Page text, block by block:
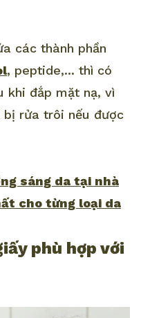
các thành phần
, peptide,... thì có
khi đắp mặt nạ, vì
bị rửa trôi nếu được
sáng da tại nhà
cho từng loại da
phù hợp với